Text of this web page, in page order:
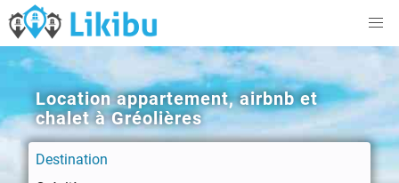
Location appartement, airbnb et
chalet à Gréolières
Destination